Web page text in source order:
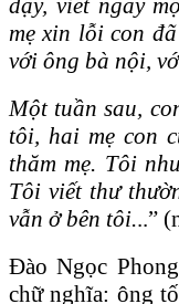
dậy, viết ngay
mẹ xin lỗi con
với ông bà nội,
Một tuần sau,
tôi, hai mẹ con
thăm mẹ. Tôi
Tôi viết thư
vẫn ở bên tôi...”
Đào Ngọc
chữ nghĩa: ông